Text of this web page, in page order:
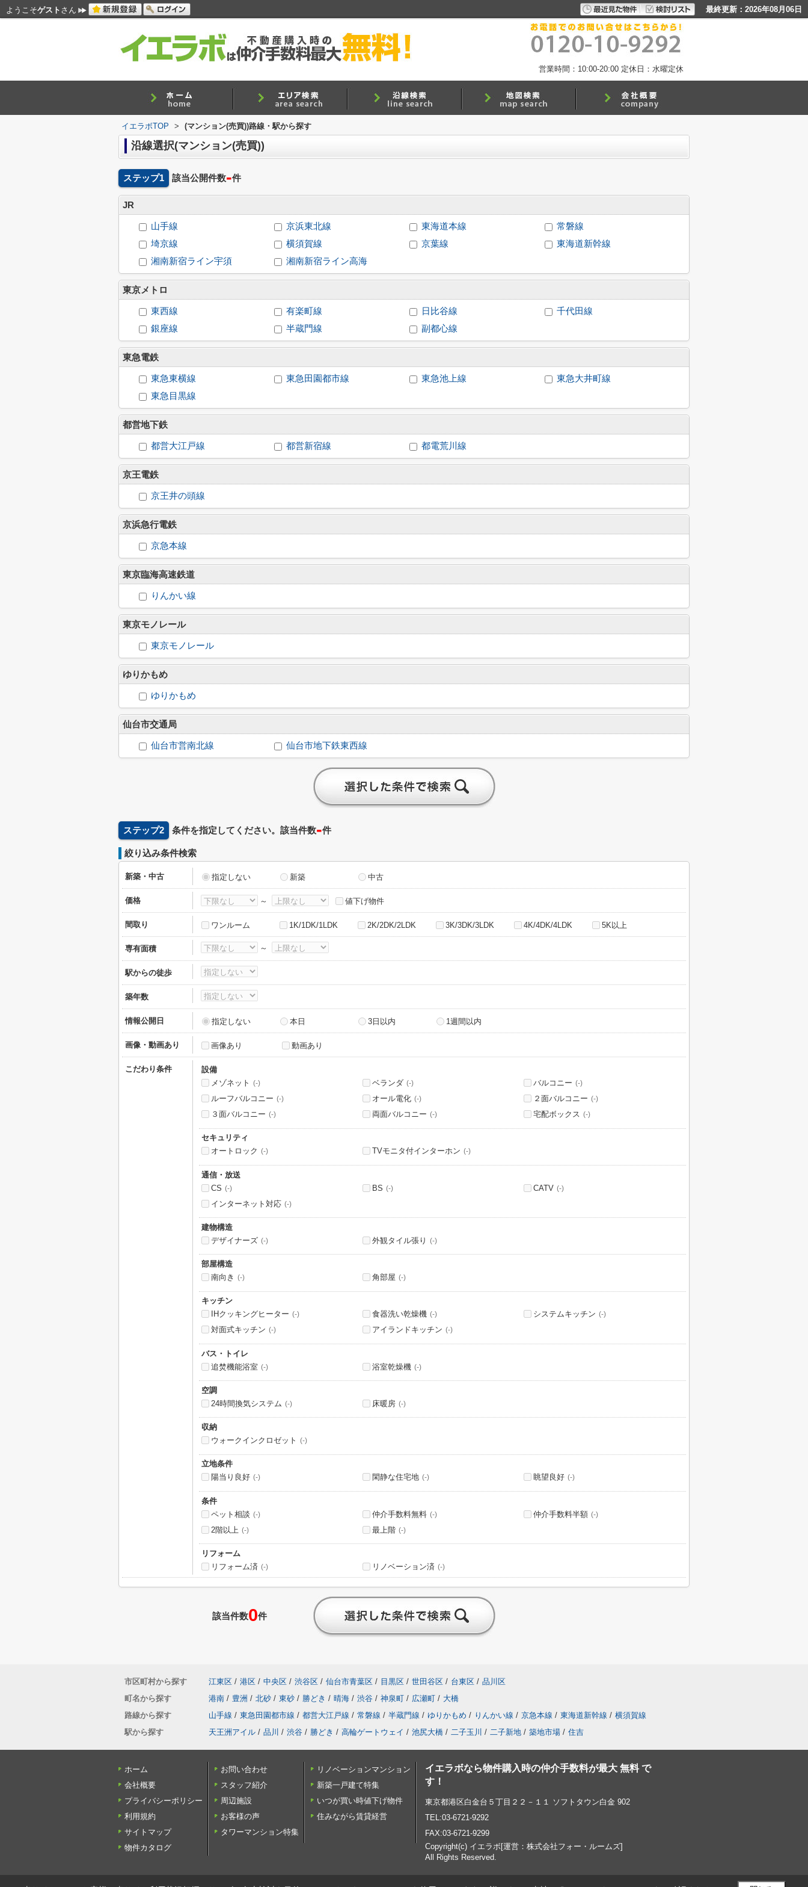
ようこそゲスト さん 最終更新：2026年08月06日
営業時間：10:00-20:00 定休日：水曜定休
イエラボTOP > (マンション(売買))路線・駅から探す
沿線選択(マンション(売買))
ステップ1 該当公開件数-件
JR
山手線 京浜東北線 東海道本線
常磐線
埼京線
横須賀線 京葉線
東海道新幹線
湘南新宿ライン宇須
湘南新宿ライン高海
東京メトロ
東西線 有楽町線 日比谷線
千代田線
銀座線
半蔵門線 副都心線
東急電鉄
東急東横線 東急田園都市線 東急池上線
東急大井町線
東急目黒線
都営地下鉄
都営大江戸線 都営新宿線 都電荒川線
京王電鉄
京王井の頭線
京浜急行電鉄
京急本線
東京臨海高速鉄道
りんかい線
東京モノレール
東京モノレール
ゆりかもめ
ゆりかもめ
仙台市交通局
仙台市営南北線 仙台市地下鉄東西線
ステップ2 条件を指定してください。該当件数-件
絞り込み条件検索
新築・中古 指定しない 新築 中古
価格 ～ 値下げ物件
間取り ワンルーム 1K/1DK/1LDK 2K/2DK/2LDK 3K/3DK/3LDK 4K/4DK/4LDK 5K以上
専有面積 ～
駅からの徒歩
築年数
情報公開日 指定しない 本日 3日以内 1週間以内
画像・動画あり 画像あり 動画あり
こだわり条件
設備
メゾネット
(-) ベランダ (-) バルコニー (-)
ルーフバルコニー (-) オール電化 (-) ２面バルコニー (-)
３面バルコニー (-) 両面バルコニー (-) 宅配ボックス (-)
セキュリティ
オートロック (-) TVモニタ付インターホン (-)
通信・放送
CS (-) BS (-) CATV (-)
インターネット対応 (-)
建物構造
デザイナーズ (-) 外観タイル張り (-)
部屋構造
南向き
(-) 角部屋 (-)
キッチン
IHクッキングヒーター (-) 食器洗い乾燥機 (-) システムキッチン (-)
対面式キッチン (-) アイランドキッチン (-)
バス・トイレ
追焚機能浴室 (-) 浴室乾燥機 (-)
空調
24時間換気システム (-) 床暖房 (-)
収納
ウォークインクロゼット
(-)
立地条件
陽当り良好 (-) 閑静な住宅地 (-) 眺望良好 (-)
条件
ペット相談 (-) 仲介手数料無料 (-) 仲介手数料半額 (-)
2階以上 (-) 最上階 (-)
リフォーム
リフォーム済 (-) リノベーション済 (-)
該当件数0件
市区町村から探す 江東区 / 港区 / 中央区 / 渋谷区 / 仙台市青葉区 / 目黒区 / 世田谷区 / 台東区 / 品川区
町名から探す
港南 / 豊洲 / 北砂 / 東砂 / 勝どき / 晴海 / 渋谷 / 神泉町 / 広瀬町 / 大橋
路線から探す
山手線 / 東急田園都市線 / 都営大江戸線 / 常磐線 / 半蔵門線 / ゆりかもめ / りんかい線 / 京急本線 / 東海道新幹線 / 横須賀線
駅から探す
天王洲アイル / 品川 / 渋谷 / 勝どき / 高輪ゲートウェイ / 池尻大橋 / 二子玉川 / 二子新地 / 築地市場 / 住吉
ホーム
会社概要
プライバシーポリシー
利用規約
サイトマップ
物件カタログ
お問い合わせ
スタッフ紹介
周辺施設
お客様の声
タワーマンション特集
リノベーションマンション
新築一戸建て特集
いつが買い時値下げ物件
住みながら賃貸経営
イエラボなら物件購入時の仲介手数料が最大 無料 で
す！
東京都港区白金台５丁目２２－１１ ソフトタウン白金 902
TEL:03-6721-9292
FAX:03-6721-9299
Copyright(c) イエラボ[運営：株式会社フォー・ルームズ]
All Rights Reserved.